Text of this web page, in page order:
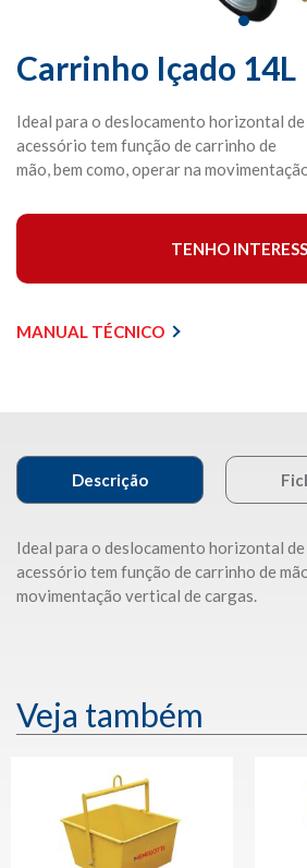
Carrinho Içado 14L
Ideal para o deslocamento horizontal
acessório tem função de carrinho de
mão, bem como, operar na
TENHO
MANUAL TÉCNICO
Descrição
Ideal para o deslocamento horizontal
acessório tem função de carrinho de
movimentação vertical de cargas.
Veja também